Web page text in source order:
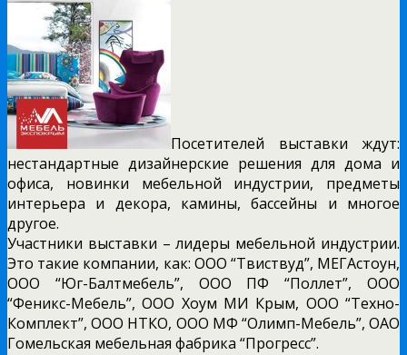
Посетителей выставки ждут:
нестандартные дизайнерские решения для дома и
офиса, новинки мебельной индустрии, предметы
интерьера и декора, камины, бассейны и многое
другое.
Участники выставки – лидеры мебельной индустрии.
Это такие компании, как: ООО “Твиствуд”, МЕГАстоун,
ООО “Юг-Балтмебель”, ООО ПФ “Поллет”, ООО
“Феникс-Мебель”, ООО Хоум МИ Крым, ООО “Техно-
Комплект”, ООО НТКО, ООО МФ “Олимп-Мебель”, ОАО
Гомельская мебельная фабрика “Прогресс”.